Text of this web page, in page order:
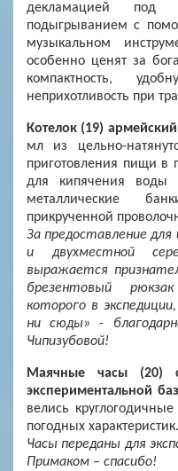
декламацией
подыгрыванием с
музыкальном
особенно ценят за
компактность,
неприхотливость при
Котелок (19)
мл из цельно-
приготовления пищи в
для кипячения воды
металлические
прикрученной
За предоставление
и двухместной
выражается
брезентовый
которого в
ни сюды» -
Чипизубовой!
Маячные часы (20)
экспериментальной
велись
погодных характеристик.
Часы переданы для
Примаком – спасибо!